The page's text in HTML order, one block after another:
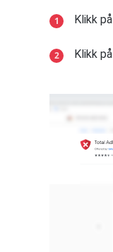
Klikk på
Klikk på